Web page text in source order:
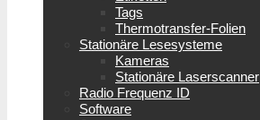
Tags
Thermotransfer-Folien
Stationäre Lesesysteme
Kameras
Stationäre Laserscanner
Radio Frequenz ID
Software